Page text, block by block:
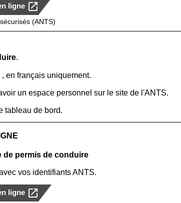
ligne open_in_new
(ANTS)
.
, en français uniquement.
un espace personnel sur le site de l'ANTS.
tableau de bord.
de permis de conduire
vos identifiants ANTS.
ligne open_in_new